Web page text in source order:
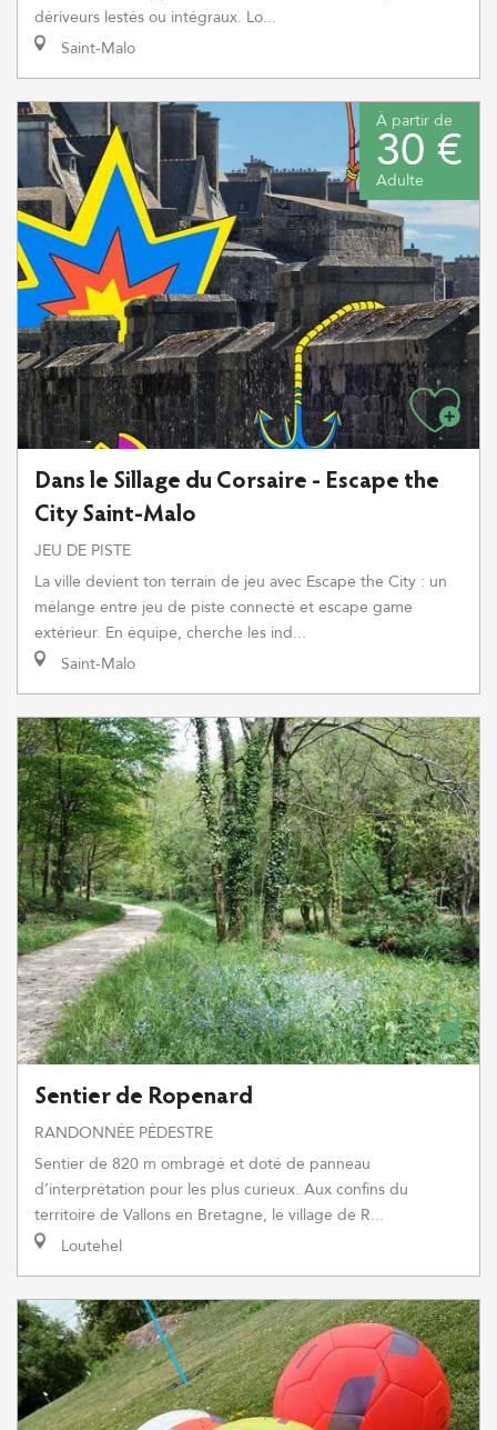
dériveurs lestés ou intégraux. Lo...
Saint-Malo
À partir de
30 €
Adulte
Dans le Sillage du Corsaire - Escape the
City Saint-Malo
JEU DE PISTE
La ville devient ton terrain de jeu avec Escape the City : un
mélange entre jeu de piste connecté et escape game
extérieur. En équipe, cherche les ind...
Saint-Malo
Sentier de Ropenard
RANDONNÉE PÉDESTRE
Sentier de 820 m ombragé et doté de panneau
d’interprétation pour les plus curieux. Aux confins du
territoire de Vallons en Bretagne, le village de R...
Loutehel